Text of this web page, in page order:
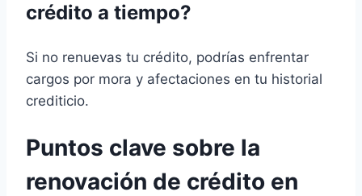
crédito a tiempo?
Si no renuevas tu crédito, podrías enfrentar
cargos por mora y afectaciones en tu historial
crediticio.
Puntos clave sobre la
renovación de crédito en